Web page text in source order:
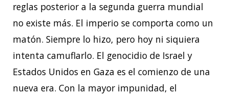
reglas posterior a la segunda guerra mundial
no existe más. El imperio se comporta como un
matón. Siempre lo hizo, pero hoy ni siquiera
intenta camuflarlo. El genocidio de Israel y
Estados Unidos en Gaza es el comienzo de una
nueva era. Con la mayor impunidad, el